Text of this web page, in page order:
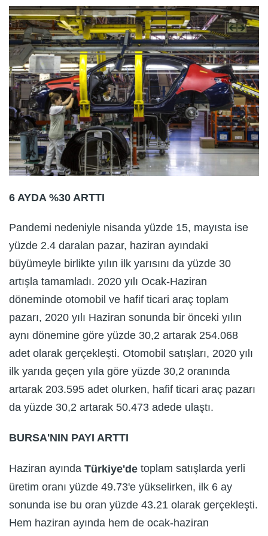
6 AYDA %30 ARTTI
Pandemi nedeniyle nisanda yüzde 15, mayısta ise
yüzde 2.4 daralan pazar, haziran ayındaki
büyümeyle birlikte yılın ilk yarısını da yüzde 30
artışla tamamladı. 2020 yılı Ocak-Haziran
döneminde otomobil ve hafif ticari araç toplam
pazarı, 2020 yılı Haziran sonunda bir önceki yılın
aynı dönemine göre yüzde 30,2 artarak 254.068
adet olarak gerçekleşti. Otomobil satışları, 2020 yılı
ilk yarıda geçen yıla göre yüzde 30,2 oranında
artarak 203.595 adet olurken, hafif ticari araç pazarı
da yüzde 30,2 artarak 50.473 adede ulaştı.
BURSA'NIN PAYI ARTTI
Haziran ayında Türkiye'de toplam satışlarda yerli
üretim oranı yüzde 49.73'e yükselirken, ilk 6 ay
sonunda ise bu oran yüzde 43.21 olarak gerçekleşti.
Hem haziran ayında hem de ocak-haziran